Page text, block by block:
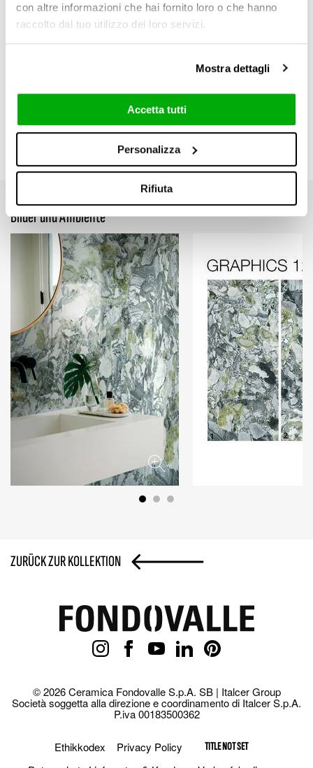
con altre informazioni che hai fornito loro o che hanno
raccolto dal tuo utilizzo dei loro servizi.
Mostra dettagli
Accetta tutti
Personalizza
Rifiuta
120x278 cm
Bilder und Ambiente
ZURÜCK ZUR KOLLEKTION
© 2026 Ceramica Fondovalle S.p.A. SB | Italcer Group
Società soggetta alla direzione e coordinamento di Italcer S.p.A.
P.iva 00183500362
Ethikkodex Privacy Policy TITLE NOT SET